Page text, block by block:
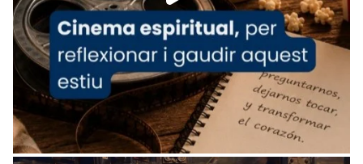
Arquebisbat de Barcelona
2 weeks ago
«Avui les santes Juliana i Semproniana ens
ajuden a alçar la mirada»
Mons. Sergi Gordo, bisbe de Tortosa, ha
presidit aquest 27 de juliol la missa de Les
Santes de Mataró.